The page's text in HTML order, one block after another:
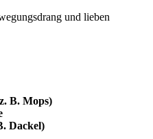
und lieben
B. Mops)
Dackel)